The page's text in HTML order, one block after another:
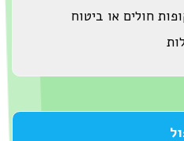
חולים או ביטוח